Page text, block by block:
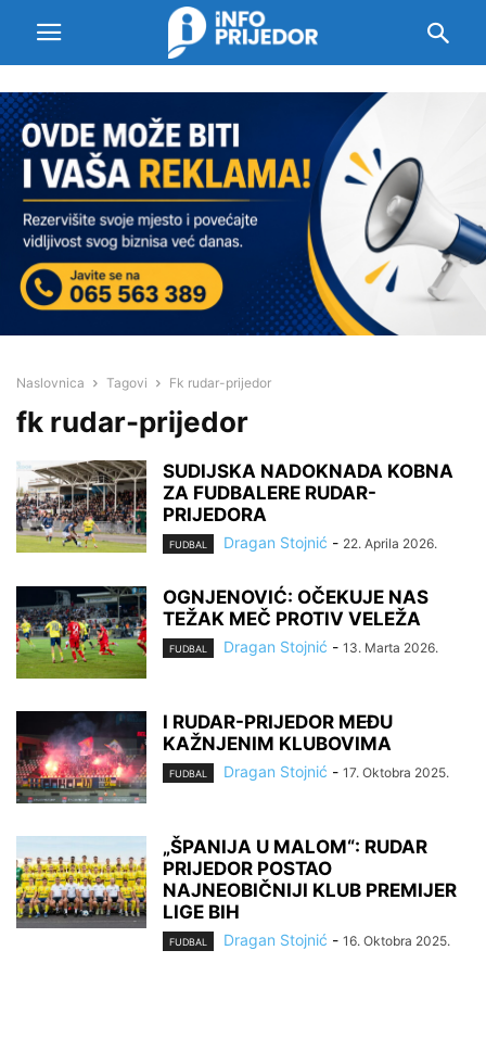
Naslovnica Tagovi Fk rudar-prijedor
fk rudar-prijedor
SUDIJSKA NADOKNADA KOBNA
ZA FUDBALERE RUDAR-
PRIJEDORA
FUDBAL Dragan Stojnić - 22. Aprila 2026.
OGNJENOVIĆ: OČEKUJE NAS
TEŽAK MEČ PROTIV VELEŽA
FUDBAL Dragan Stojnić - 13. Marta 2026.
I RUDAR-PRIJEDOR MEĐU
KAŽNJENIM KLUBOVIMA
FUDBAL Dragan Stojnić - 17. Oktobra 2025.
„ŠPANIJA U MALOM“: RUDAR
PRIJEDOR POSTAO
NAJNEOBIČNIJI KLUB PREMIJER
LIGE BIH
FUDBAL Dragan Stojnić - 16. Oktobra 2025.